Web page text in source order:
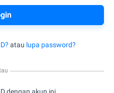
atau lupa password?